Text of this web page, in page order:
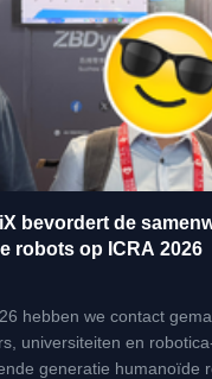
bevordert de
robots op ICRA 2026
hebben we contact
universiteiten en
generatie humanoïde